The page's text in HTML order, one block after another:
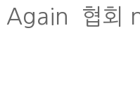
Again ­ 협회